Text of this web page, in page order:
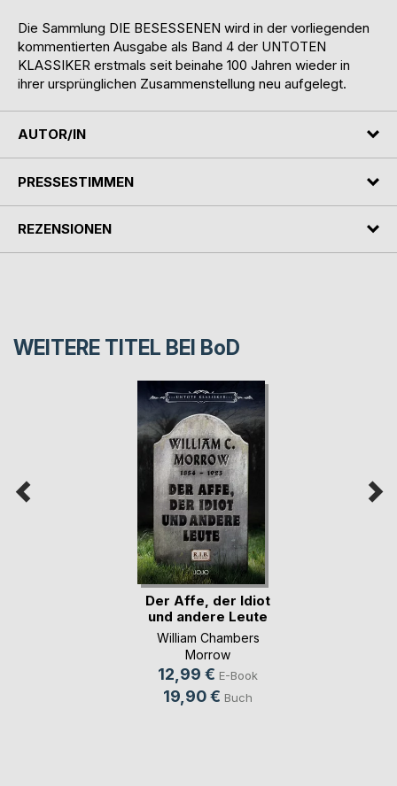
Die Sammlung DIE BESESSENEN wird in der vorliegenden
kommentierten Ausgabe als Band 4 der UNTOTEN
KLASSIKER erstmals seit beinahe 100 Jahren wieder in
ihrer ursprünglichen Zusammenstellung neu aufgelegt.
AUTOR/IN
PRESSESTIMMEN
REZENSIONEN
WEITERE TITEL BEI BoD
Der Affe, der Idiot
und andere Leute
William Chambers
Morrow
12,99 € E-Book
19,90 € Buch